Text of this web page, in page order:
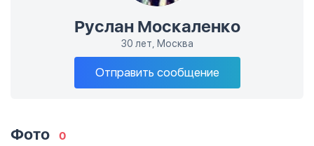
Руслан Москаленко
30 лет, Москва
Отправить сообщение
Фото 0